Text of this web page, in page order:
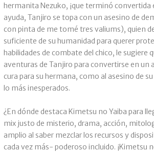
hermanita Nezuko, ¡que terminó convertida
ayuda, Tanjiro se topa con un asesino de
con pinta de me tomé tres valiums), quien
suficiente de su humanidad para querer
habilidades de combate del chico, le
aventuras de Tanjiro para convertirse en
cura para su hermana, como al asesino de
lo más inesperados.
¿En dónde destaca Kimetsu no Yaiba para
mix justo de misterio, drama, acción,
amplio al saber mezclar los recursos y
cada vez más- poderoso incluido. ¡Kimetsu